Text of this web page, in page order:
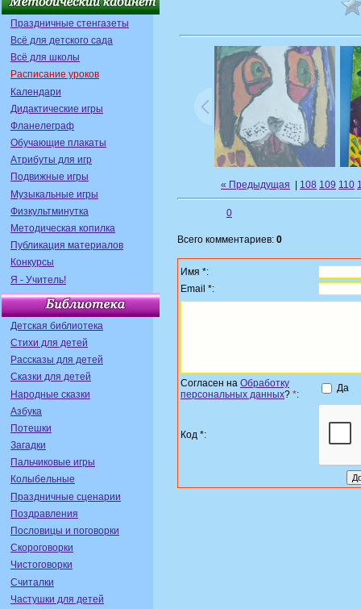
Праздничные стенгазеты
Всё для детского сада
Всё для школы
Расписание уроков
Календари
Дидактические игры
Фланелеграф
Обучающие плакаты
Атрибуты для игр
Подвижные игры
Музыкальные игры
Физкультминутка
Методическая копилка
Публикация материалов
Конкурсы
Я - Учитель!
Детская библиотека
Стихи для детей
Рассказы для детей
Сказки для детей
Народные сказки
Азбука
Потешки
Загадки
Пальчиковые игры
Колыбельные
Праздничные сценарии
Поздравления
Пословицы и поговорки
Скороговорки
Чистоговорки
Считалки
Частушки для детей
« Предыдущая 108 109 110
0
Всего комментариев: 0
Имя *:
Email *:
Согласен на Обработку
персональных данных? *:
Да
Код *: